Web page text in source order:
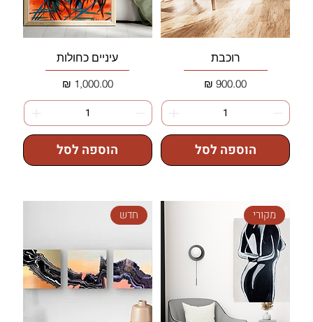
רוכבת
מחיר
הוספה לסל
עיניים כחולות
מחיר‏1,000.00 ‏₪
הוספה לסל
מקורי חדש